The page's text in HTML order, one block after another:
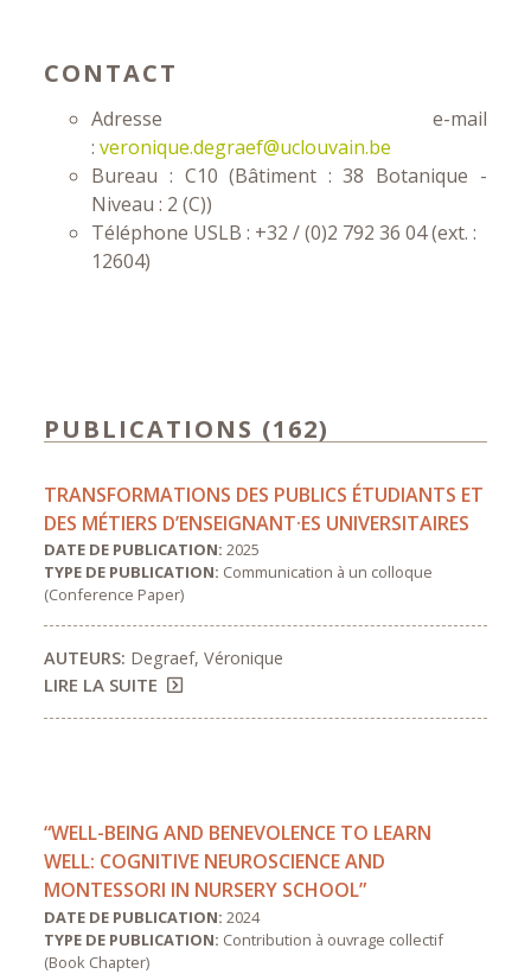
CONTACT
Adresse e-mail
:veronique.degraef@uclouvain.be
Bureau : C10 (Bâtiment : 38 Botanique -
Niveau : 2 (C))
Téléphone USLB : +32 / (0)2 792 36 04 (ext. :
12604)
PUBLICATIONS (162)
TRANSFORMATIONS DES PUBLICS ÉTUDIANTS ET
DES MÉTIERS D’ENSEIGNANT·ES UNIVERSITAIRES
DATE DE PUBLICATION:2025
TYPE DE PUBLICATION: Communication à un colloque
(Conference Paper)
AUTEURS: Degraef, Véronique
LIRE LA SUITE
“WELL-BEING AND BENEVOLENCE TO LEARN
WELL: COGNITIVE NEUROSCIENCE AND
MONTESSORI IN NURSERY SCHOOL”
DATE DE PUBLICATION:2024
TYPE DE PUBLICATION: Contribution à ouvrage collectif
(Book Chapter)